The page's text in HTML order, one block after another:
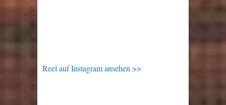
Reel auf Instagram ansehen >>